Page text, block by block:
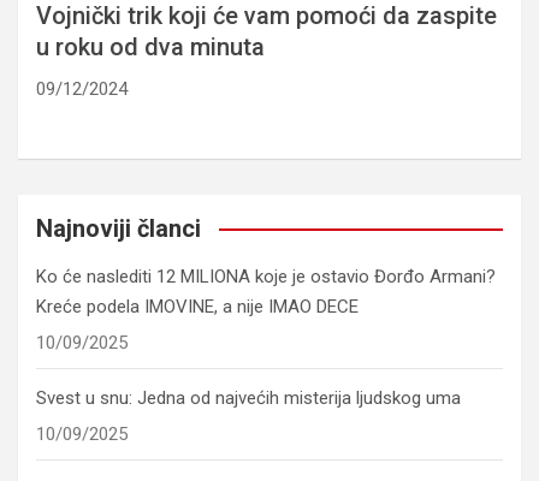
Vojnički trik koji će vam pomoći da zaspite
u roku od dva minuta
09/12/2024
Najnoviji članci
Ko će naslediti 12 MILIONA koje je ostavio Đorđo Armani?
Kreće podela IMOVINE, a nije IMAO DECE
10/09/2025
Svest u snu: Jedna od najvećih misterija ljudskog uma
10/09/2025